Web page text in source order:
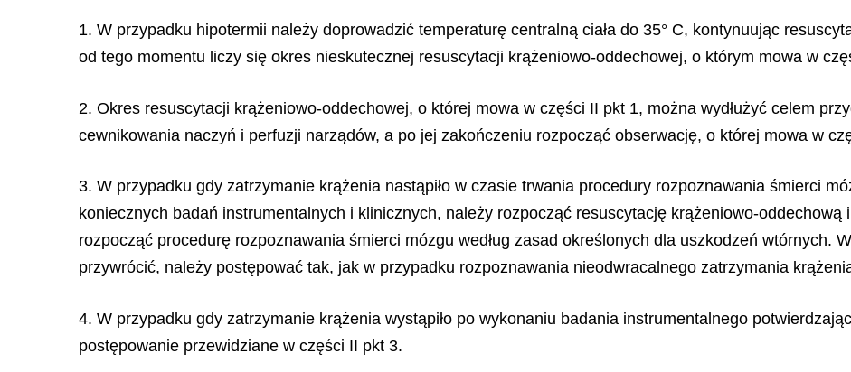
1. W przypadku hipotermii należy doprowadzić temperaturę centralną ciała do 35° C, kontynuując
od tego momentu liczy się okres nieskutecznej resuscytacji krążeniowo-oddechowej, o którym mowa w
2. Okres resuscytacji krążeniowo-oddechowej, o której mowa w części II pkt 1, można wydłużyć celem
cewnikowania naczyń i perfuzji narządów, a po jej zakończeniu rozpocząć obserwację, o której mowa w
3. W przypadku gdy zatrzymanie krążenia nastąpiło w czasie trwania procedury rozpoznawania śmierci
koniecznych badań instrumentalnych i klinicznych, należy rozpocząć resuscytację krążeniowo-
rozpocząć procedurę rozpoznawania śmierci mózgu według zasad określonych dla uszkodzeń wtórnych.
przywrócić, należy postępować tak, jak w przypadku rozpoznawania nieodwracalnego zatrzymania
4. W przypadku gdy zatrzymanie krążenia wystąpiło po wykonaniu badania instrumentalnego
postępowanie przewidziane w części II pkt 3.